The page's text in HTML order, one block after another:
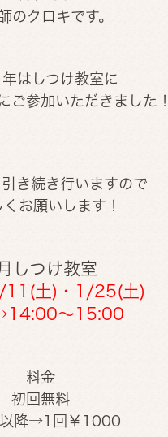
のクロキです。
はしつけ教室に
ご参加いただきました！
き続き行いますので
くお願いします！
しつけ教室
土)・1/25(土)
～15:00
料金
初回無料
降→1回￥1000